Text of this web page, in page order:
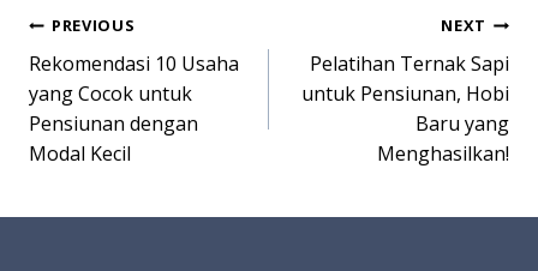
Post
navigation
PREVIOUS
Rekomendasi 10 Usaha
yang Cocok untuk
Pensiunan dengan
Modal Kecil
NEXT
Pelatihan Ternak Sapi
untuk Pensiunan, Hobi
Baru yang
Menghasilkan!